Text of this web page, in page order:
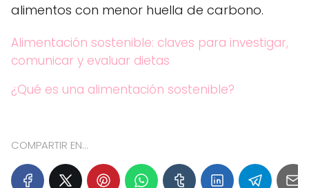
alimentos con menor huella de carbono.
Alimentación sostenible: claves para investigar,
comunicar y evaluar dietas
¿Qué es una alimentación sostenible?
COMPARTIR EN...